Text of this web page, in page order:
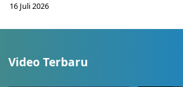
16 Juli 2026
Video Terbaru